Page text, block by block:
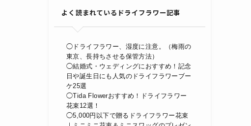
よく読まれているドライフラワー記事
◯ドライフラワー、湿度に注意。（梅雨の
東京、長持ちさせる保管方法）
◯結婚式・ウェディングにおすすめ！記念
日や誕生日にも人気のドライフラワーブー
ケ25選
◯Tida Flowerおすすめ！ドライフラワー
花束12選！
◯5,000円以下で贈るドライフラワー花束